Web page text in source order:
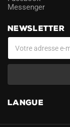
Messenger
NEWSLETTER
LANGUE